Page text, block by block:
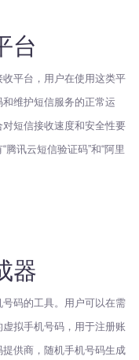
台
平台，用户在使用这类平
维护短信服务的正常运
短信接收速度和安全性要
讯云短信验证码”和“阿里
器
码的工具。用户可以在需
拟手机号码，用于注册账
供商，随机手机号码生成